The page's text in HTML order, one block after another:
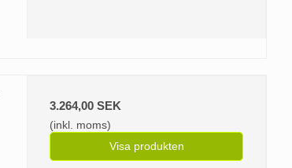
3.264,00 SEK
(inkl. moms)
Visa produkten